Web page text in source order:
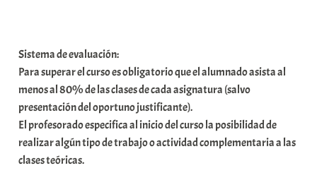
Sistema de evaluación:
Para superar el curso es obligatorio que el alumnado asista al
menos al 80% de las clases de cada asignatura (salvo
presentación del oportuno justificante).
El profesorado especifica al inicio del curso la posibilidad de
realizar algún tipo de trabajo o actividad complementaria a las
clases teóricas.